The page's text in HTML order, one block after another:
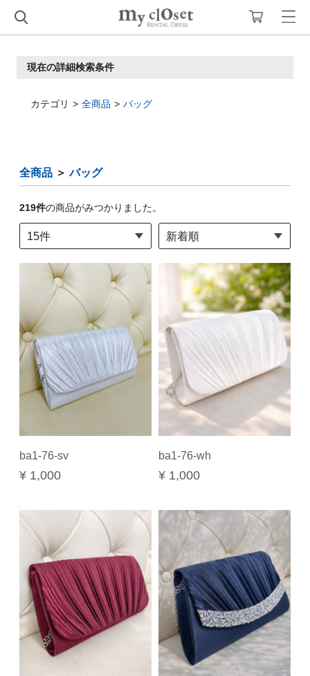
現在の詳細検索条件
カテゴリ 全商品 バッグ
全商品 ＞ バッグ
219件の商品がみつかりました。
ba1-76-sv
¥ 1,000
ba1-76-wh
¥ 1,000